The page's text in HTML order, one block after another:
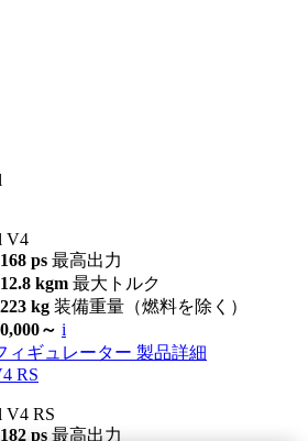
V4
168 ps 最高出力
12.8 kgm 最大トルク
223 kg 装備重量（燃料を除く）
～ i
ィギュレーター 製品詳細
RS
V4 RS
182 ps 最高出力